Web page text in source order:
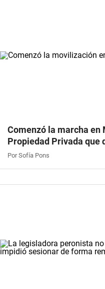
Comenzó la marcha en
Propiedad Privada que
Por Sofía Pons